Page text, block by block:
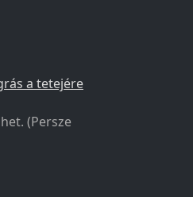
a tetejére
(Persze